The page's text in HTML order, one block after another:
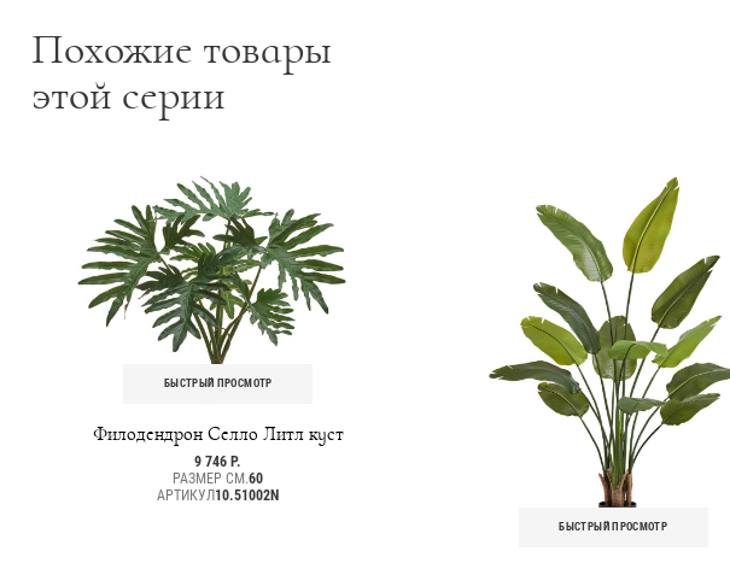
Похожие товары
этой серии
БЫСТРЫЙ ПРОСМОТР
Филодендрон Селло Литл куст
9 746 Р.
РАЗМЕР СМ.60
АРТИКУЛ10.51002N
БЫСТРЫЙ ПРОСМОТР